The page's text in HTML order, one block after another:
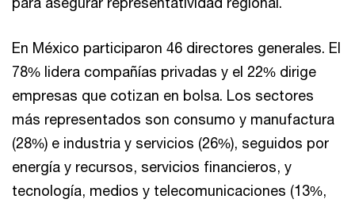
En México participaron 46 directores generales. El
78% lidera compañías privadas y el 22% dirige
empresas que cotizan en bolsa. Los sectores
más representados son consumo y manufactura
(28%) e industria y servicios (26%), seguidos por
energía y recursos, servicios financieros, y
tecnología, medios y telecomunicaciones (13%,